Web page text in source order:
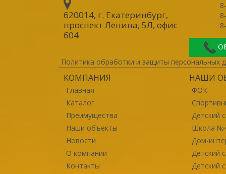
620014, г. Екатеринбург,
проспект Ленина, 5Л, офис
604
Политика обработки и защиты персональных
КОМПАНИЯ
Главная
Каталог
Преимущества
Наши объекты
Новости
О компании
Контакты
НАШИ
ФОК
Детский
Школа
Дом-
Детский
Детский